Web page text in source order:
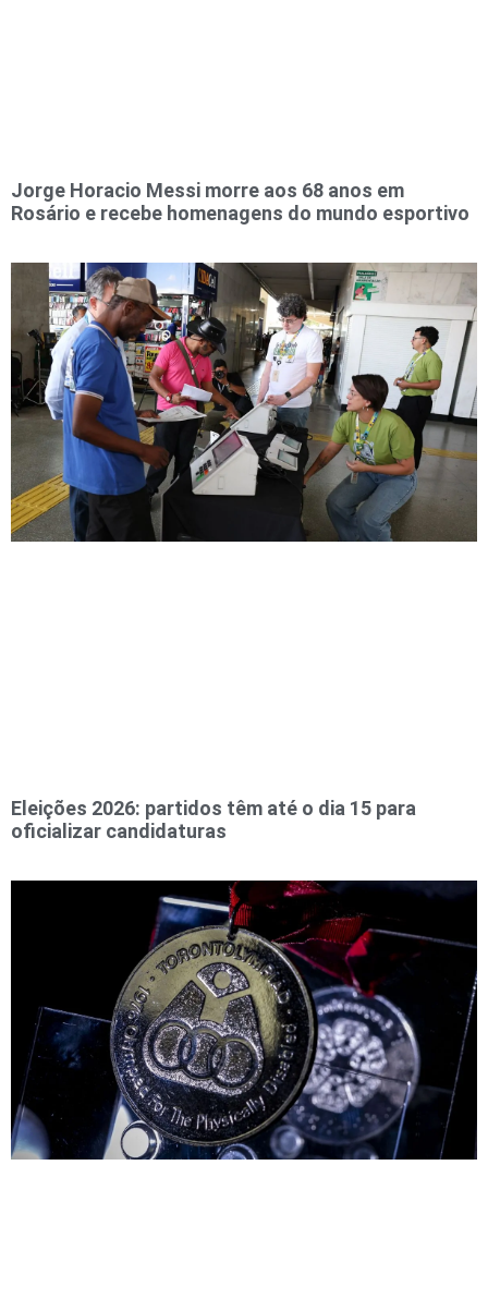
Jorge Horacio Messi morre aos 68 anos em
Rosário e recebe homenagens do mundo esportivo
Eleições 2026: partidos têm até o dia 15 para
oficializar candidaturas